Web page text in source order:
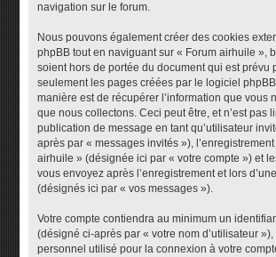
navigation sur le forum.
Nous pouvons également créer des cookies
phpBB tout en naviguant sur « Forum airhuile »,
soient hors de portée du document qui est prévu
seulement les pages créées par le logiciel
manière est de récupérer l’information que vous
que nous collectons. Ceci peut être, et n’est pas
publication de message en tant qu’utilisateur
après par « messages invités »),
airhuile » (désignée ici par « votre compte ») et
vous envoyez après l’enregistrement et lors
(désignés ici par « vos messages »).
Votre compte contiendra au minimum un
(désigné ci-après par « votre nom d’utilisateur
personnel utilisé pour la connexion à votre